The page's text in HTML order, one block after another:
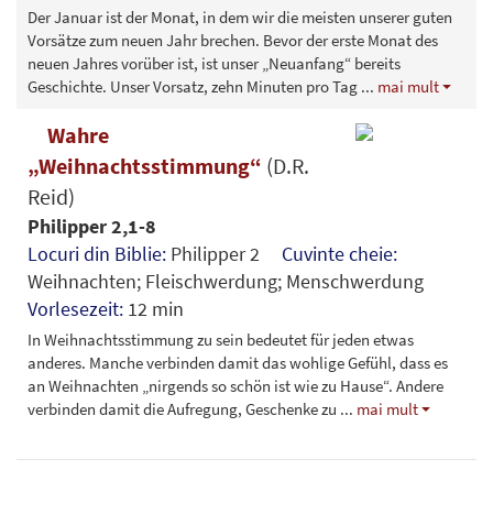
Der Januar ist der Monat, in dem wir die meisten unserer guten
Vorsätze zum neuen Jahr brechen. Bevor der erste Monat des
neuen Jahres vorüber ist, ist unser „Neuanfang“ bereits
Geschichte. Unser Vorsatz, zehn Minuten pro Tag ... mai mult
Wahre
„Weihnachtsstimmung“ (D.R.
Reid)
Philipper 2,1-8
Locuri din Biblie: Philipper 2 Cuvinte cheie:
Weihnachten; Fleischwerdung; Menschwerdung
Vorlesezeit: 12 min
In Weihnachtsstimmung zu sein bedeutet für jeden etwas
anderes. Manche verbinden damit das wohlige Gefühl, dass es
an Weihnachten „nirgends so schön ist wie zu Hause“. Andere
verbinden damit die Aufregung, Geschenke zu ... mai mult